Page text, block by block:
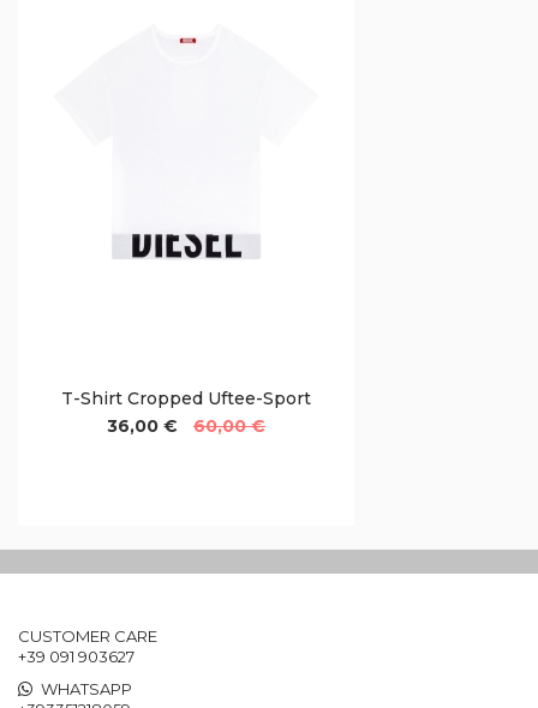
T-Shirt Cropped Uftee-Sport
36,00 €
60,00 €
CUSTOMER CARE
+39 091 903627
WHATSAPP